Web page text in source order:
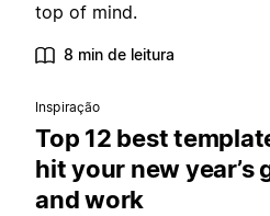
top of mind.
8 min de leitura
Inspiração
Top 12 best
hit your new year’s
and work